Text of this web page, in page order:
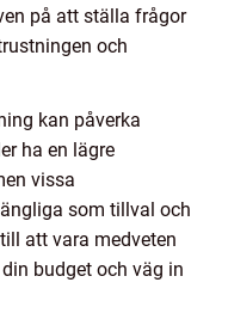
på att ställa frågor
och
kan påverka
ha en lägre
vissa
som tillval och
att vara medveten
budget och väg in